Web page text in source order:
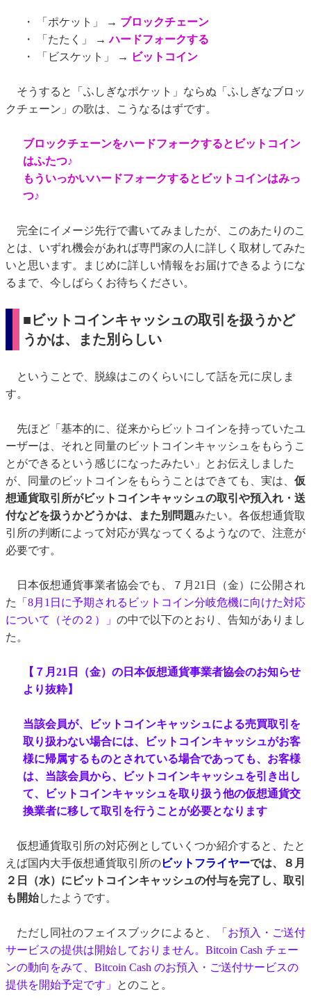
・ 「ポケット」 → ブロックチェーン
・ 「たたく」 →ハードフォークする
・ 「ビスケット」 → ビットコイン
そうすると「ふしぎなポケット」ならぬ「ふしぎなブロッ
クチェーン」の歌は、こうなるはずです。
ブロックチェーンをハードフォークするとビットコイン
はふたつ♪
もういっかいハードフォークするとビットコインはみっ
つ♪
完全にイメージ先行で書いてみましたが、このあたりのこ
とは、いずれ機会があれば専門家の人に詳しく取材してみた
いと思います。まじめに詳しい情報をお届けできるようにな
るまで、今しばらくお待ちください。
■ビットコインキャッシュの取引を扱うかど
うかは、また別らしい
ということで、脱線はこのくらいにして話を元に戻しま
す。
先ほど「基本的に、従来からビットコインを持っていたユ
ーザーは、それと同量のビットコインキャッシュをもらうこ
とができるという感じになったみたい」とお伝えしました
が、同量のビットコインをもらうことはできても、実は、 仮
想通貨取引所がビットコインキャッシュの取引や預入れ・送
付などを扱うかどうかは、また別問題みたい。各仮想通貨取
引所の判断によって対応が異なってくるようなので、注意が
必要です。
日本仮想通貨事業者協会でも、７月21日（金）に公開され
た
「8月1日に予期されるビットコイン分岐危機に向けた対応
について（その２）」 の中で以下のとおり、告知がありまし
た。
【７月21日（金）の日本仮想通貨事業者協会のお知らせ
より抜粋】
当該会員が、ビットコインキャッシュによる売買取引を
取り扱わない場合には、ビットコインキャッシュがお客
様に帰属するものとされている場合であっても、お客様
は、当該会員から、ビットコインキャッシュを引き出し
て、ビットコインキャッシュを取り扱う他の仮想通貨交
換業者に移して取引を行うことが必要となります
仮想通貨取引所の対応例としていくつか紹介すると、たと
えば国内大手仮想通貨取引所のビットフライヤーでは、８月
２日（水）にビットコインキャッシュの付与を完了し、取引
も開始したようです。
ただし同社のフェイスブックによると、
「お預入・ご送付
サービスの提供は開始しておりません。Bitcoin Cash チェー
ンの動向をみて、Bitcoin Cash のお預入・ご送付サービスの
提供を開始予定です」
とのこと。